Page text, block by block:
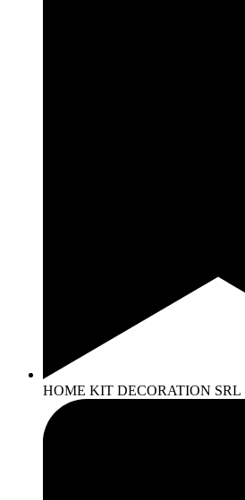
HOME KIT DECORATION SRL